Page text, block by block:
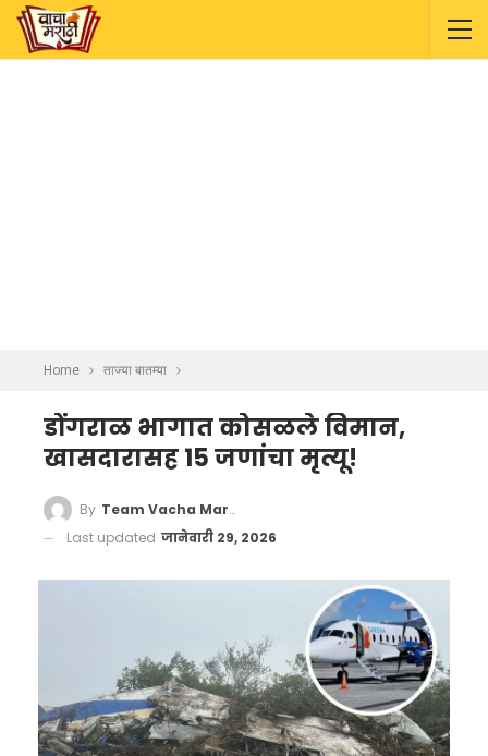
Home ताज्या बातम्या
डोंगराळ भागात कोसळले विमान,
खासदारासह 15 जणांचा मृत्यू!
By Team Vacha Marathi
Last updated जानेवारी 29, 2026